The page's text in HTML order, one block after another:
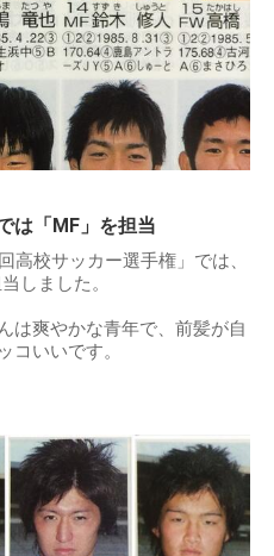
は「MF」を担当
高校サッカー選手権」では、
しました。
は爽やかな青年で、前髪が自
コいいです。